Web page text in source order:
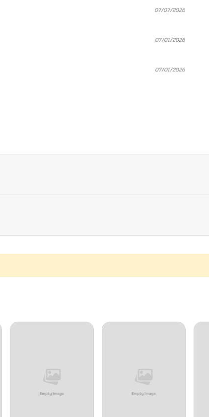
07/07/2026
07/01/2026
07/01/2026